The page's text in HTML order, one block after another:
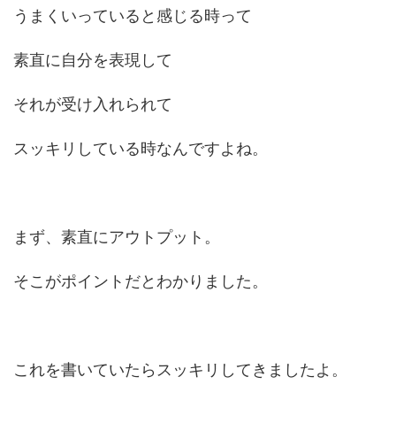
うまくいっていると感じる時って
素直に自分を表現して
それが受け入れられて
スッキリしている時なんですよね。
まず、素直にアウトプット。
そこがポイントだとわかりました。
これを書いていたらスッキリしてきましたよ。